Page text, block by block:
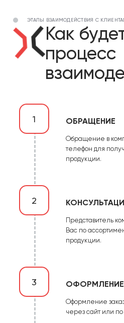
ЭТАПЫ ВЗАИМОДЕЙСТВИЯ С
Как
процесс
1 ОБРАЩЕНИЕ
Обращение в
телефон для
продукции.
2
Представитель
Вас по
продукции.
3 ОФОРМЛЕНИЕ
Оформление
через сайт или